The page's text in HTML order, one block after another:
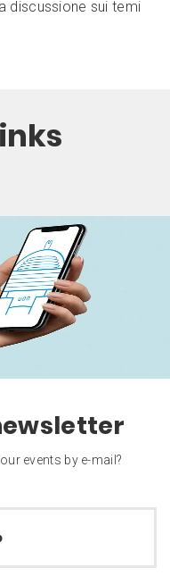
discussione sui temi
events by e-mail?